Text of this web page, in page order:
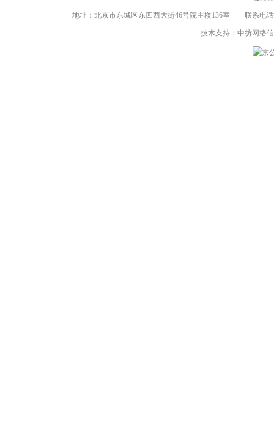
地址：北京市东城区东四西大街46号院主楼136室 联系电
技术支持：中纺网络
京